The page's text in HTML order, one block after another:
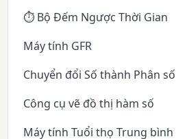
⏱️ Bộ Đếm Ngược Thời Gian
Máy tính GFR
Chuyển đổi Số thành Phân số
Công cụ vẽ đồ thị hàm số
Máy tính Tuổi thọ Trung bình